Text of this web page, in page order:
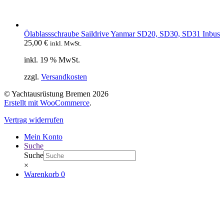
Ölablassschraube Saildrive Yanmar SD20, SD30, SD31 Inbus
25,00 € inkl. MwSt.
inkl. 19 % MwSt.
zzgl. Versandkosten
© Yachtausrüstung Bremen 2026
Erstellt mit WooCommerce.
Vertrag widerrufen
Mein Konto
Suche
Suche
×
Warenkorb 0